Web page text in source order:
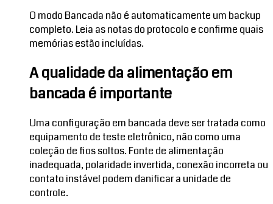
O modo Bancada não é automaticamente um backup
completo. Leia as notas do protocolo e confirme quais
memórias estão incluídas.
A qualidade da alimentação em
bancada é importante
Uma configuração em bancada deve ser tratada como
equipamento de teste eletrônico, não como uma
coleção de fios soltos. Fonte de alimentação
inadequada, polaridade invertida, conexão incorreta ou
contato instável podem danificar a unidade de
controle.